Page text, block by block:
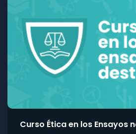
Curso Ética en los Ensayos